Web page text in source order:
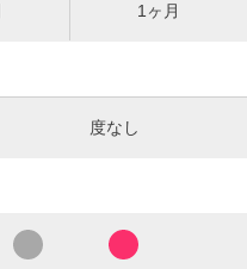
1ヶ月
度なし